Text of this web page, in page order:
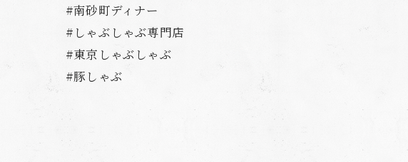
#南砂町ディナー
#しゃぶしゃぶ専門店
#東京しゃぶしゃぶ
#豚しゃぶ